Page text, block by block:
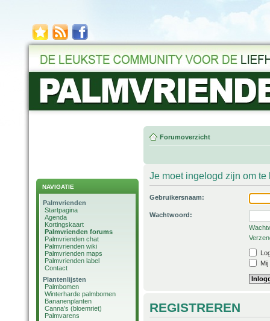
NAVIGATIE
Palmvrienden
Startpagina
Agenda
Kortingskaart
Palmvrienden forums
Palmvrienden chat
Palmvrienden wiki
Palmvrienden maps
Palmvrienden label
Contact
Plantenlijsten
Palmbomen
Winterharde palmbomen
Bananenplanten
Canna's (bloemriet)
Palmvarens
Forumoverzicht
Je moet ingelogd zijn om
Gebruikersnaam:
Wachtwoord:
REGISTREREN